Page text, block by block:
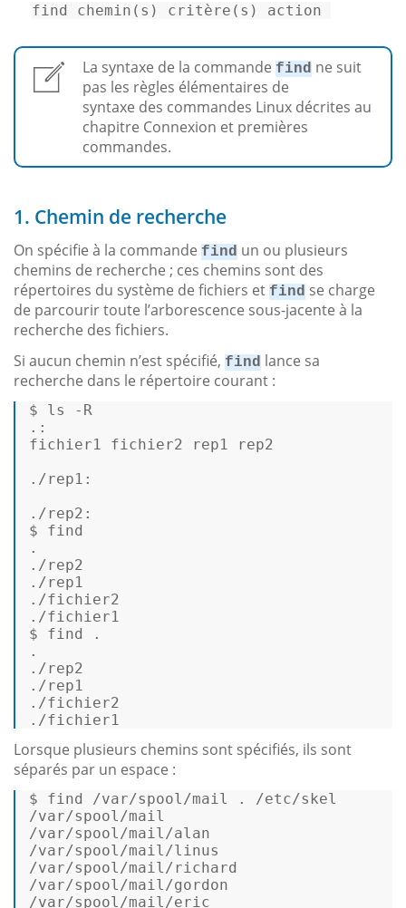
find chemin (s) critère (s) action
La syntaxe de la commande find ne suit
pas les règles élémentaires de
syntaxe des commandes Linux décrites au
chapitre Connexion et premières
commandes.
1. Chemin de recherche
On spécifie à la commande find un ou plusieurs
chemins de recherche ; ces chemins sont des
répertoires du système de fichiers et find se charge
de parcourir toute l’arborescence sous-jacente à la
recherche des fichiers.
Si aucun chemin n’est spécifié, find lance sa
recherche dans le répertoire courant :
$ ls
-R
.:
fichier1 fichier2 rep1 rep2
./rep1:
./rep2:
$ find
.
./rep2
./rep1
./fichier2
./fichier1
$ find .
.
./rep2
./rep1
./fichier2
./fichier1
Lorsque plusieurs chemins sont spécifiés, ils sont
séparés par un espace :
$ find /var/spool/mail . /etc/skel
/var/spool/mail
/var/spool/mail/alan
/var/spool/mail/linus
/var/spool/mail/richard
/var/spool/mail/gordon
/var/spool/mail/eric